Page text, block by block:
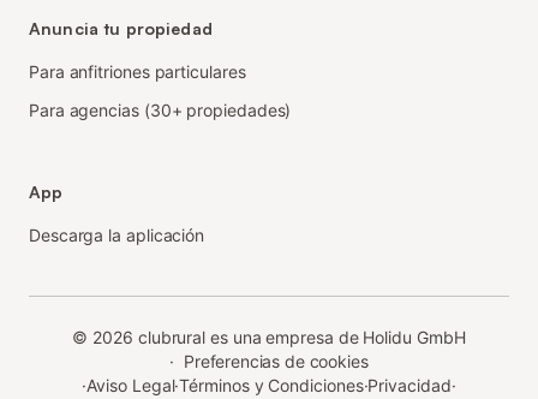
Anuncia tu propiedad
Para anfitriones particulares
Para agencias (30+ propiedades)
App
Descarga la aplicación
© 2026 clubrural es una empresa de Holidu GmbH
· Preferencias de cookies
·Aviso Legal·Términos y Condiciones·Privacidad·